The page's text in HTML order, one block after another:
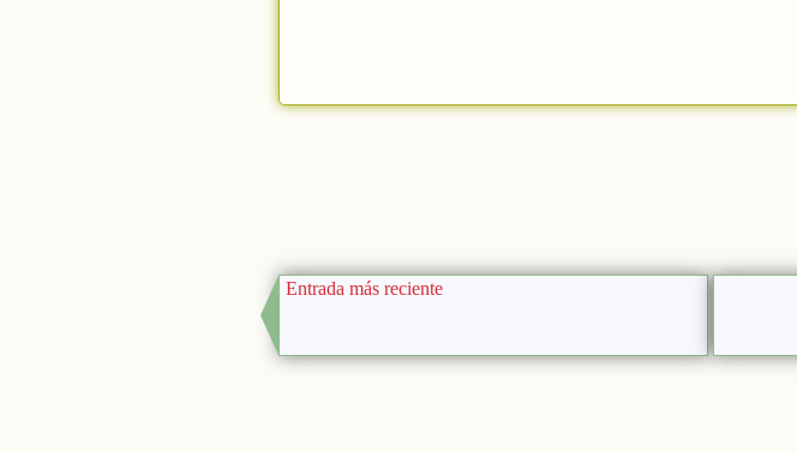
Entrada más reciente